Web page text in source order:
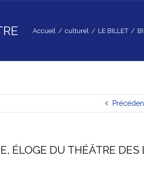
Accueil / culturel / LE BILLET /
ÉLOGE DU THÉÂTRE DES